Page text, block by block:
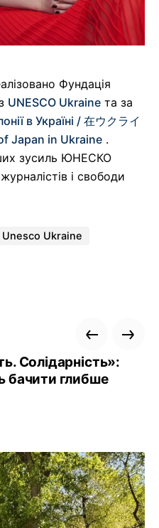
Фундація
UNESCO Ukraine та за
в Україні / 在ウクライ
Japan in Ukraine .
зусиль ЮНЕСКО
і свободи
Unesco Ukraine
Солідарність»:
бачити глибше